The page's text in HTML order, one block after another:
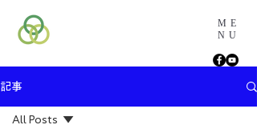
ME
NU
記事
All Posts